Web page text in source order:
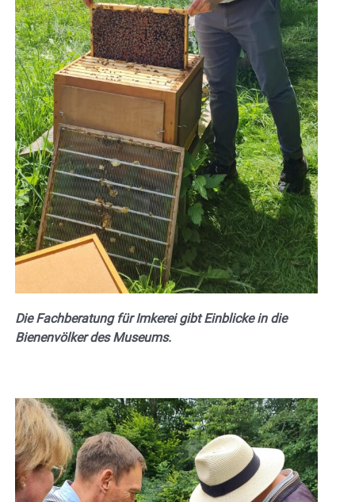
Die Fachberatung für Imkerei gibt Einblicke in die
Bienenvölker des Museums.